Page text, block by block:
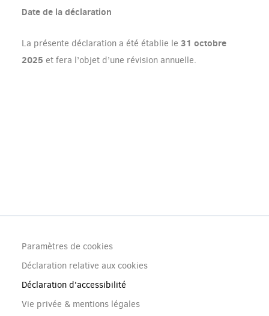
Date de la déclaration
La présente déclaration a été établie le 31 octobre
2025 et fera l’objet d’une révision annuelle.
Footer
(menu)
Paramètres de cookies
Déclaration relative aux cookies
Déclaration d'accessibilité
Vie privée & mentions légales